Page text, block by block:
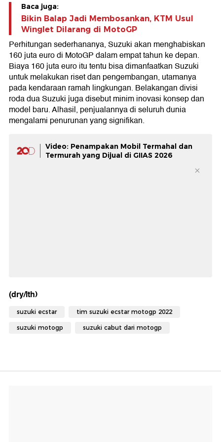
Baca juga:
Bikin Balap Jadi Membosankan, KTM Usul
Winglet Dilarang di MotoGP
Perhitungan sederhananya, Suzuki akan menghabiskan
160 juta euro di MotoGP dalam empat tahun ke depan.
Biaya 160 juta euro itu tentu bisa dimanfaatkan Suzuki
untuk melakukan riset dan pengembangan, utamanya
pada kendaraan ramah lingkungan. Belakangan divisi
roda dua Suzuki juga disebut minim inovasi konsep dan
model baru. Alhasil, penjualannya di seluruh dunia
mengalami penurunan yang signifikan.
Video: Penampakan Mobil Termahal dan
Termurah yang Dijual di GIIAS 2026
(dry/lth)
suzuki ecstar tim suzuki ecstar motogp 2022
suzuki motogp suzuki cabut dari motogp